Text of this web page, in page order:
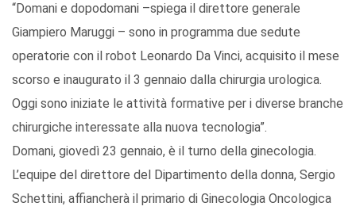
“Domani e dopodomani –spiega il direttore generale
Giampiero Maruggi – sono in programma due sedute
operatorie con il robot Leonardo Da Vinci, acquisito il mese
scorso e inaugurato il 3 gennaio dalla chirurgia urologica.
Oggi sono iniziate le attività formative per i diverse branche
chirurgiche interessate alla nuova tecnologia”.
Domani, giovedì 23 gennaio, è il turno della ginecologia.
L’equipe del direttore del Dipartimento della donna, Sergio
Schettini, affiancherà il primario di Ginecologia Oncologica